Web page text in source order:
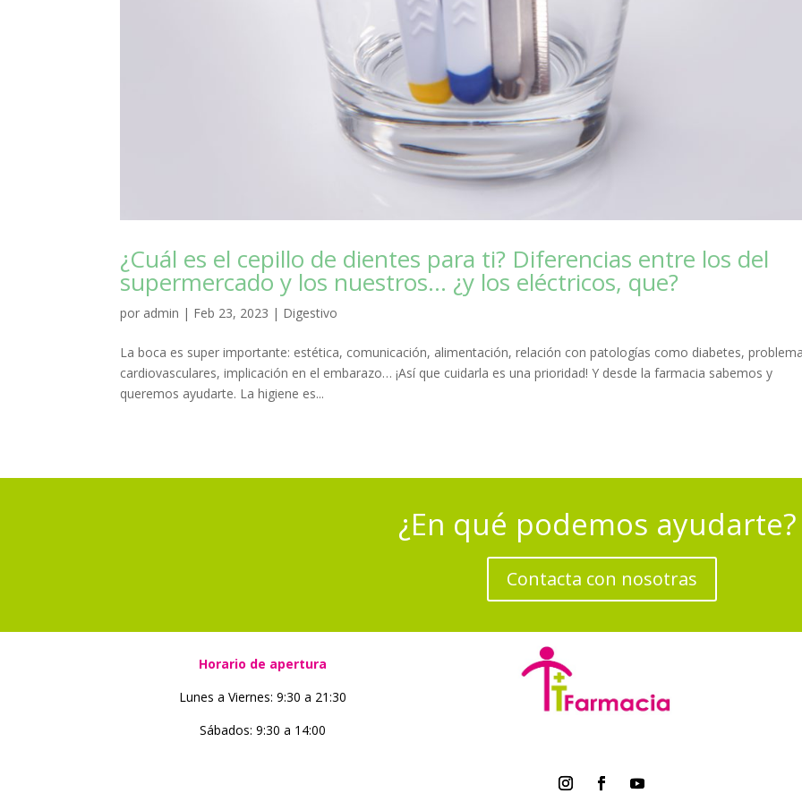
¿Cuál es el cepillo de dientes para ti? Diferencias entre los del
supermercado y los nuestros… ¿y los eléctricos, que?
por admin | Feb 23, 2023 | Digestivo
La boca es super importante: estética, comunicación, alimentación, relación con patologías como diabetes,
cardiovasculares, implicación en el embarazo… ¡Así que cuidarla es una prioridad! Y desde la farmacia sabemos y
queremos ayudarte. La higiene es...
¿En qué podemos
Contacta con nosotras
Horario de apertura
Lunes a Viernes: 9:30 a 21:30
Sábados: 9:30 a 14:00